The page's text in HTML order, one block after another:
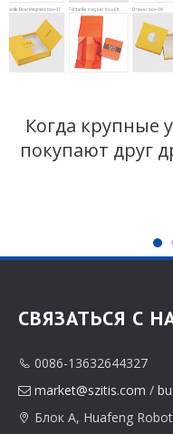
Когда крупные
покупают друг
СВЯЗАТЬСЯ С
 0086-13632644327
 market@szitis.com /
 Блок A, Huafeng